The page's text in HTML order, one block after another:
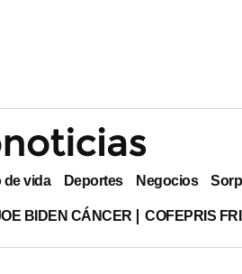
de vida Deportes Negocios
BIDEN CÁNCER COFEPRIS